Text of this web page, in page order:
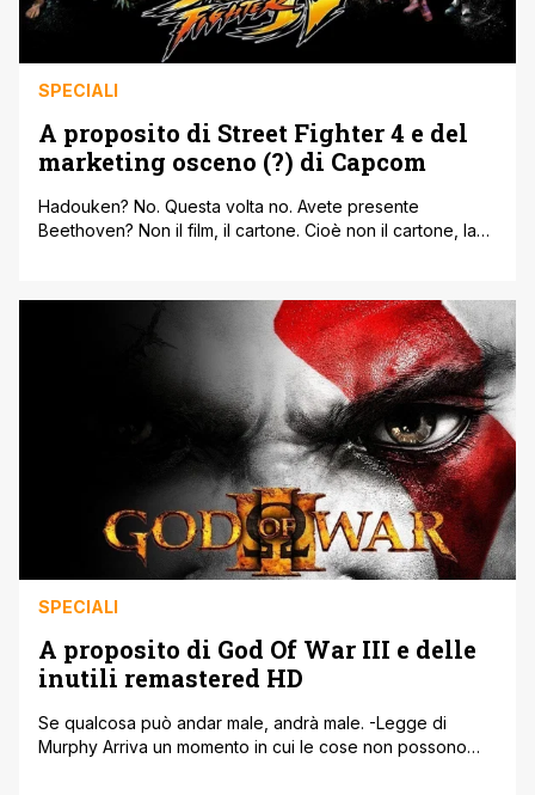
SPECIALI
A proposito di Street Fighter 4 e del
marketing osceno (?) di Capcom
Hadouken? No. Questa volta no. Avete presente
Beethoven? Non il film, il cartone. Cioè non il cartone, la
così: QUESTO FINIMONDO NON SI FA NO NO NO NO NO
SPECIALI
A proposito di God Of War III e delle
inutili remastered HD
Se qualcosa può andar male, andrà male. -Legge di
Murphy Arriva un momento in cui le cose non possono